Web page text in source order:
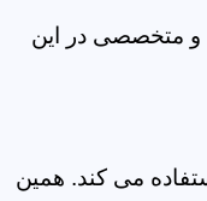
و متخصصی در این
استفاده می کند. همین